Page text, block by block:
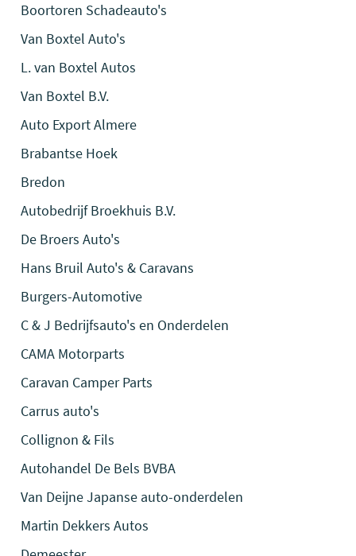
Boortoren Schadeauto's
Van Boxtel Auto's
L. van Boxtel Autos
Van Boxtel B.V.
Auto Export Almere
Brabantse Hoek
Bredon
Autobedrijf Broekhuis B.V.
De Broers Auto's
Hans Bruil Auto's & Caravans
Burgers-Automotive
C & J Bedrijfsauto's en Onderdelen
CAMA Motorparts
Caravan Camper Parts
Carrus auto's
Collignon & Fils
Autohandel De Bels BVBA
Van Deijne Japanse auto-onderdelen
Martin Dekkers Autos